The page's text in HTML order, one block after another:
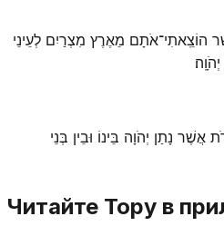
הוֹצֵֽאתִי־אֹתָם מֵאֶרֶץ מִצְרַיִם לְעֵינֵי
נָתַן יְהֹוָה בֵּינוֹ וּבֵין בְּנֵי
Читайте Тору в